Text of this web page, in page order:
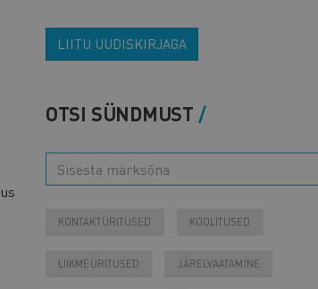
LIITU UUDISKIRJAGA
OTSI SÜNDMUST
KONTAKTÜRITUSED KOOLITUSED
LIIKMEÜRITUSED JÄRELVAATAMINE